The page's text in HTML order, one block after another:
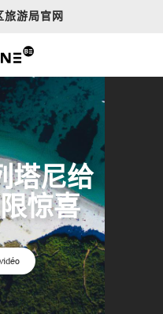
旅游局官网
塔尼给
惊喜